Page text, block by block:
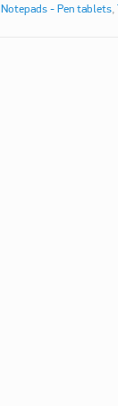
Notepads - Pen tablets,